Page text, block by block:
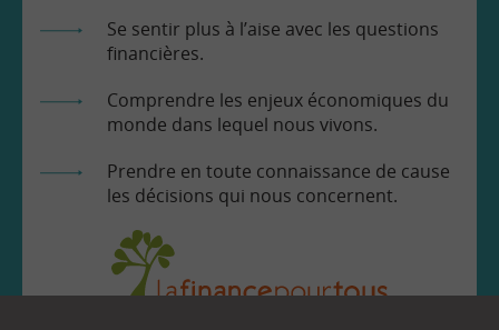
Se sentir plus à l’aise avec les questions
financières.
Comprendre les enjeux économiques du
monde dans lequel nous vivons.
Prendre en toute connaissance de cause
les décisions qui nous concernent.